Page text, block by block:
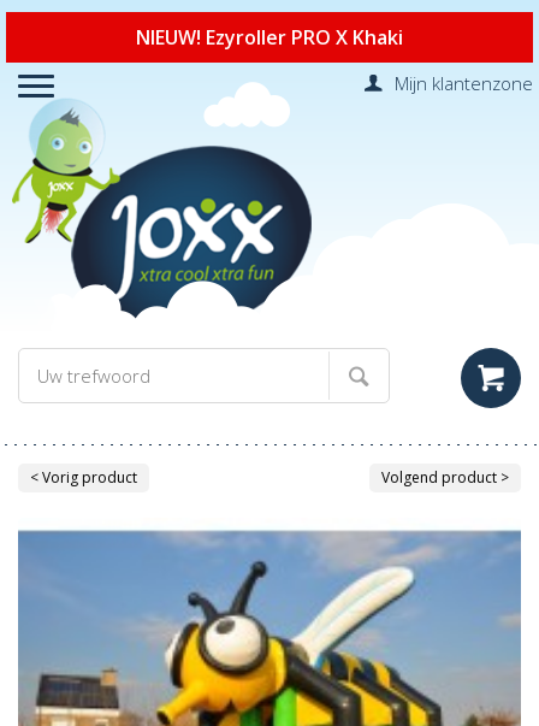
NIEUW! Ezyroller PRO X Khaki
Mijn klantenzone
< Vorig product Volgend product >